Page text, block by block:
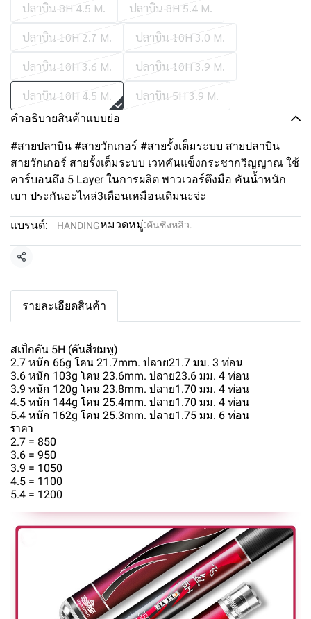
ปลาบิน 8H 4.5 M.
ปลาบิน 8H 5.4 M.
ปลาบิน 10H 2.7 M.
ปลาบิน 10H 3.0 M.
ปลาบิน 10H 3.6 M.
ปลาบิน 10H 3.9 M.
ปลาบิน 10H 4.5 M.
ปลาบิน 5H 3.9 M.
คำอธิบายสินค้าแบบย่อ
#สายปลาบิน #สายวักเกอร์ #สายรั้งเต็มระบบ สายปลาบิน
สายวักเกอร์ สายรั้งเต็มระบบ เวทคันแข็งกระชากวิญญาณ ใช้
คาร์บอนถึง 5 Layer ในการผลิต พาวเวอร์ตึงมือ คันน้ำหนัก
เบา ประกันอะไหล่3เดือนเหมือนเดิมนะจ่ะ
แบรนด์: HANDINGหมวดหมู่:คันชิงหลิว.
แชร์
รายละเอียดสินค้า
สเป็กคัน 5H (คันสีชมพู)
2.7 หนัก 66g โคน 21.7mm. ปลาย21.7 มม. 3 ท่อน
3.6 หนัก 103g โคน 23.6mm. ปลาย23.6 มม. 4 ท่อน
3.9 หนัก 120g โคน 23.8mm. ปลาย1.70 มม. 4 ท่อน
4.5 หนัก 144g โคน 25.4mm. ปลาย1.70 มม. 4 ท่อน
5.4 หนัก 162g โคน 25.3mm. ปลาย1.75 มม. 6 ท่อน
ราคา
2.7 = 850
3.6 = 950
3.9 = 1050
4.5 = 1100
5.4 = 1200